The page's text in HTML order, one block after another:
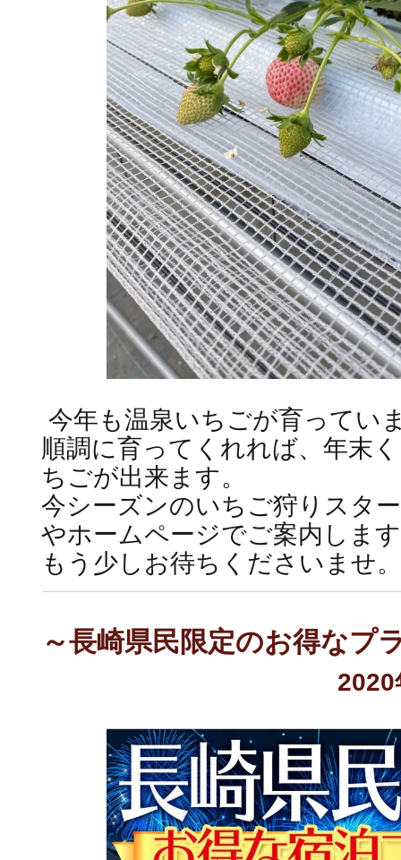
今年も温泉いちごが育ってい
順調に育ってくれれば、年末
ちごが出来ます。
今シーズンのいちご狩りスタ
やホームページでご案内しま
もう少しお待ちくださいませ
～長崎県民限定のお得なプ
2020